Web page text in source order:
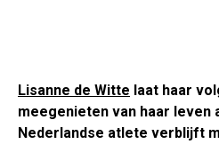
Lisanne de Witte laat haar
meegenieten van haar leven
Nederlandse atlete verblijft